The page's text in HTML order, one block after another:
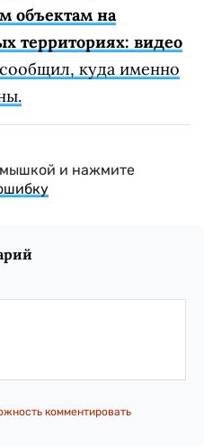
объектам на
территориях: видео
куда именно
и нажмите
комментировать